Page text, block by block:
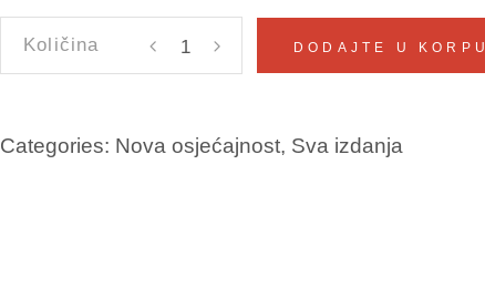
Begić
DODAJTE U KORPU
Categories: Nova osjećajnost, Sva izdanja